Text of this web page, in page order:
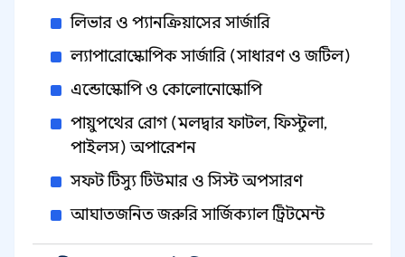
লিভার ও প্যানক্রিয়াসের সার্জারি
ল্যাপারোস্কোপিক সার্জারি (সাধারণ ও জটিল)
এন্ডোস্কোপি ও কোলোনোস্কোপি
পায়ুপথের রোগ (মলদ্বার ফাটল, ফিস্টুলা,
পাইলস) অপারেশন
সফট টিস্যু টিউমার ও সিস্ট অপসারণ
আঘাতজনিত জরুরি সার্জিক্যাল ট্রিটমেন্ট